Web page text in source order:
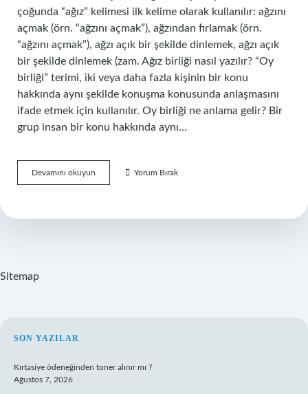
çoğunda “ağız” kelimesi ilk kelime olarak kullanılır: ağzını
açmak (örn. “ağzını açmak”), ağzından fırlamak (örn.
“ağzını açmak”), ağzı açık bir şekilde dinlemek, ağzı açık
bir şekilde dinlemek (zam. Ağız birliği nasıl yazılır? “Oy
birliği” terimi, iki veya daha fazla kişinin bir konu
hakkında aynı şekilde konuşma konusunda anlaşmasını
ifade etmek için kullanılır. Oy birliği ne anlama gelir? Bir
grup insan bir konu hakkında aynı…
Devamını okuyun
Birligi
Anlama
Yorum Bırak
Sitemap
SIDEBAR
SON YAZILAR
Kırtasiye ödeneğinden toner alınır mı ?
Ağustos 7, 2026